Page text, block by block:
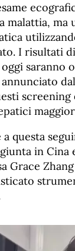
malattia,
I risultati
saranno
screening
maggiori
a questa
giunta in
Grace